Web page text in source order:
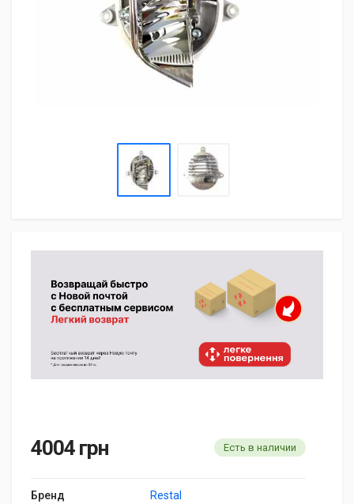
4004 грн Есть в наличии
Бренд Restal